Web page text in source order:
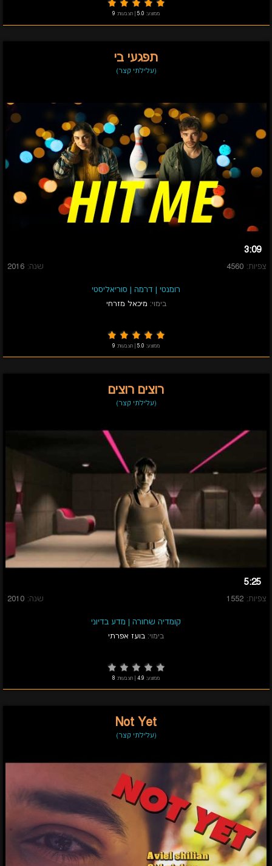
ממוצע: 5.0 הצבעות: 9
תפגעי בי
(עלילתי קצר)
3:09
צפיות: 4560 שנה: 2016
רומנטי | דרמה | סוריאליסטי
בימוי: מיכאל מזרחי
ממוצע: 5.0 הצבעות: 9
רוצים רוצים
(עלילתי קצר)
5:25
צפיות: 1552 שנה: 2010
קומדיה שחורה | מדע בדיוני
בימוי: בועז אפרתי
ממוצע: 4.9 הצבעות: 8
Not Yet
(עלילתי קצר)